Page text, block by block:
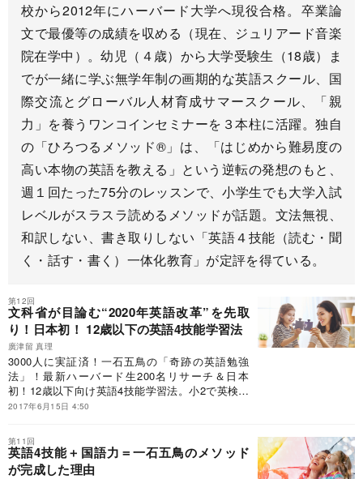
校から2012年にハーバード大学へ現役合格。卒業論
文で最優等の成績を収める（現在、ジュリアード音楽
院在学中）。幼児（４歳）から大学受験生（18歳）ま
でが一緒に学ぶ無学年制の画期的な英語スクール、国
際交流とグローバル人材育成サマースクール、「親
力」を養うワンコインセミナーを３本柱に活躍。独自
の「ひろつるメソッド®」は、「はじめから難易度の
高い本物の英語を教える」という逆転の発想のもと、
週１回たった75分のレッスンで、小学生でも大学入試
レベルがスラスラ読めるメソッドが話題。文法無視、
和訳しない、書き取りしない「英語４技能（読む・聞
く・話す・書く）一体化教育」が定評を得ている。
第12回
文科省が目論む“2020年英語改革”を先取
り！日本初！ 12歳以下の英語4技能学習法
廣津留 真理
3000人に実証済！一石五鳥の「奇跡の英語勉強
法」！最新ハーバード生200名リサーチ＆日本
初！12歳以下向け英語4技能学習法。小2で英検準
2級合格！地方公立からハーバード合格！2020年
2017年6月15日 4:50
第11回
英語4技能＋国語力＝一石五鳥のメソッド
が完成した理由